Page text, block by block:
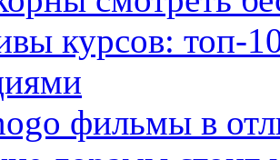
курсов: топ-
фильмы в